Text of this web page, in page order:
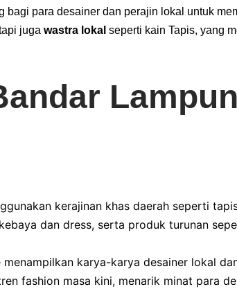
bagi para desainer dan perajin lokal untuk
juga wastra lokal seperti kain Tapis, yang
kerajinan khas daerah seperti
dan dress, serta produk turunan
karya-karya desainer lokal
fashion masa kini, menarik minat para